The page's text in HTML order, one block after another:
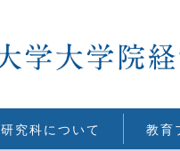
研究科について 教育